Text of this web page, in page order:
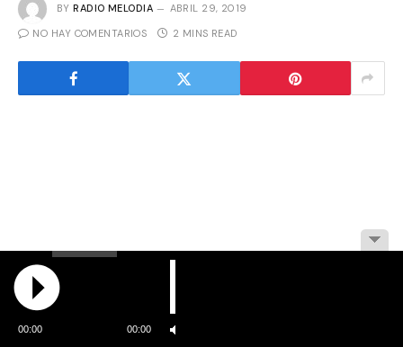
BY RADIO MELODIA ABRIL 29, 2019
NO HAY COMENTARIOS 2 MINS READ
00:00 00:00